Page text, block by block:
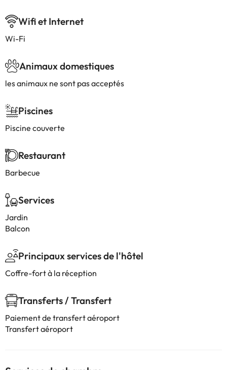
Wifi et Internet
Wi-Fi
Animaux domestiques
les animaux ne sont pas acceptés
Piscines
Piscine couverte
Restaurant
Barbecue
Services
Jardin
Balcon
Principaux services de l'hôtel
Coffre-fort à la réception
Transferts / Transfert
Paiement de transfert aéroport
Transfert aéroport